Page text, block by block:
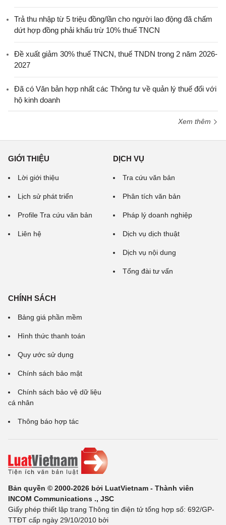
Trả thu nhập từ 5 triệu đồng/lần cho người lao động đã chấm
dứt hợp đồng phải khấu trừ 10% thuế TNCN
Đề xuất giảm 30% thuế TNCN, thuế TNDN trong 2 năm 2026-
2027
Đã có Văn bản hợp nhất các Thông tư về quản lý thuế đối với
hộ kinh doanh
Xem thêm
GIỚI THIỆU
Lời giới thiệu
Lịch sử phát triển
Profile Tra cứu văn bản
Liên hệ
DỊCH VỤ
Tra cứu văn bản
Phân tích văn bản
Pháp lý doanh nghiệp
Dịch vụ dịch thuật
Dịch vụ nội dung
Tổng đài tư vấn
CHÍNH SÁCH
Bảng giá phần mềm
Hình thức thanh toán
Quy ước sử dụng
Chính sách bảo mật
Chính sách bảo vệ dữ liệu
cá nhân
Thông báo hợp tác
Bản quyền © 2000-2026 bởi LuatVietnam - Thành viên
INCOM Communications ., JSC
Giấy phép thiết lập trang Thông tin điện tử tổng hợp số: 692/GP-
TTĐT cấp ngày 29/10/2010 bởi